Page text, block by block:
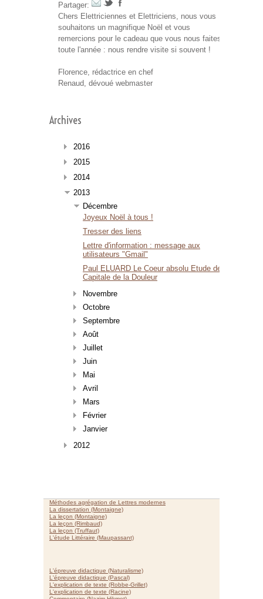
Partager:
Chers Elettriciennes et Elettriciens, nous vous
souhaitons un magnifique Noël et vous
remercions pour le cadeau que vous nous faites
toute l'année : nous rendre visite si souvent !
Florence, rédactrice en chef
Renaud, dévoué webmaster
Archives
2016
2015
2014
2013
Décembre
Joyeux Noël à tous !
Tresser des liens
Lettre d'information : message aux
utilisateurs "Gmail"
Paul ELUARD Le Coeur absolu Etude de
Capitale de la Douleur
Novembre
Octobre
Septembre
Août
Juillet
Juin
Mai
Avril
Mars
Février
Janvier
2012
Méthodes agrégation de Lettres modernes
La dissertation (Montaigne)
La leçon (Montaigne)
La leçon (Rimbaud)
La leçon (Truffaut)
L'étude Littéraire (Maupassant)
L'épreuve didactique (Naturalisme)
L'épreuve didactique (Pascal)
L'explication de texte (Robbe-Grillet)
L'explication de texte (Racine)